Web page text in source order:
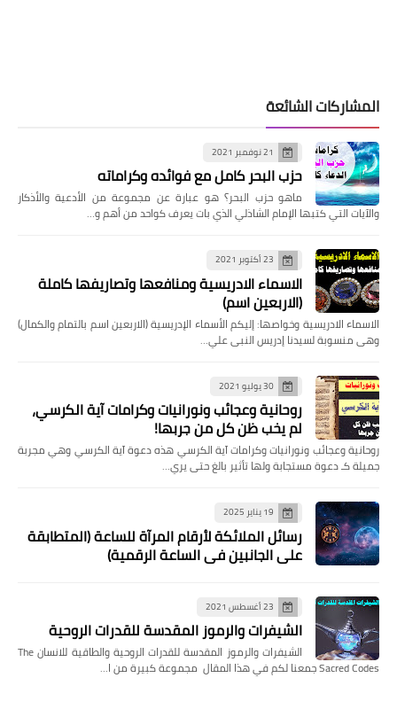
المشاركات الشائعة
21 نوفمبر 2021
حزب البحر كامل مع فوائده وكراماته
ماهو حزب البحر؟ هو عبارة عن مجموعة من الأدعية والأذكار
والآيات التي كتبها الإمام الشاذلي الذي بات يعرف كواحد من أهم و…
23 أكتوبر 2021
الاسماء الادريسية ومنافعها وتصاريفها كاملة
(الاربعين اسم)
الاسماء الادريسية وخواصها: إليكم الأسماء الإدريسية (الاربعين اسم بالتمام والكمال)
وهى منسوبة لسيدنا إدريس النبى علي…
30 يوليو 2021
روحانية وعجائب ونورانيات وكرامات آية الكرسي،
لم يخب ظن كل من جربها!
روحانية وعجائب ونورانيات وكرامات آية الكرسي هذه دعوة آية الكرسي وهي مجربة
جميلة كـ دعوة مستجابة ولها تأثير بالغ حتى يري…
19 يناير 2025
رسائل الملائكة لأرقام المرآة للساعة (المتطابقة
على الجانبين في الساعة الرقمية)
23 أغسطس 2021
الشيفرات والرموز المقدسة للقدرات الروحية
الشيفرات والرموز المقدسة للقدرات الروحية والطاقية للانسان The
Sacred Codes جمعنا لكم في هذا المقال مجموعة كبيرة من ا…